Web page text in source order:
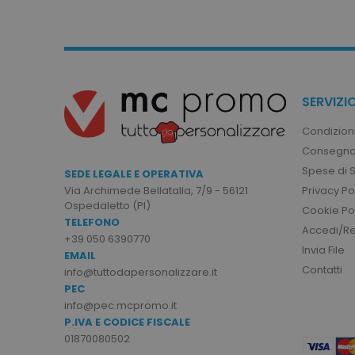
SEDE LEGALE E OPERATIVA
Via Archimede Bellatalla, 7/9 - 56121
Ospedaletto (PI)
TELEFONO
+39 050 6390770
EMAIL
info@tuttodapersonalizzare.it
PEC
info@pec.mcpromo.it
P.IVA E CODICE FISCALE
01870080502
Spese di
Privacy
Cookie
Accedi/
Invia File
Contatti
Nome
utm_campaign
mage-cache-sessid
Google